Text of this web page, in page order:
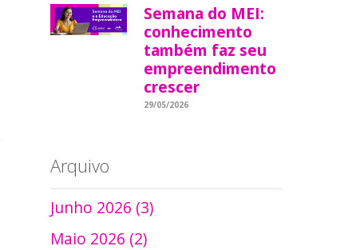
Semana do MEI:
conhecimento
também faz seu
empreendimento
crescer
29/05/2026
Arquivo
Junho 2026 (3)
Maio 2026 (2)